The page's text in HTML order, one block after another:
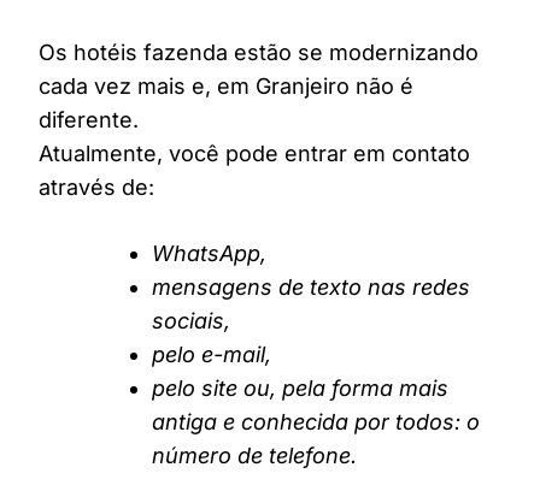
Os hotéis fazenda estão se modernizando
cada vez mais e, em Granjeiro não é
diferente.
Atualmente, você pode entrar em contato
através de:
WhatsApp,
mensagens de texto nas redes
sociais,
pelo e-mail,
pelo site ou, pela forma mais
antiga e conhecida por todos: o
número de telefone.